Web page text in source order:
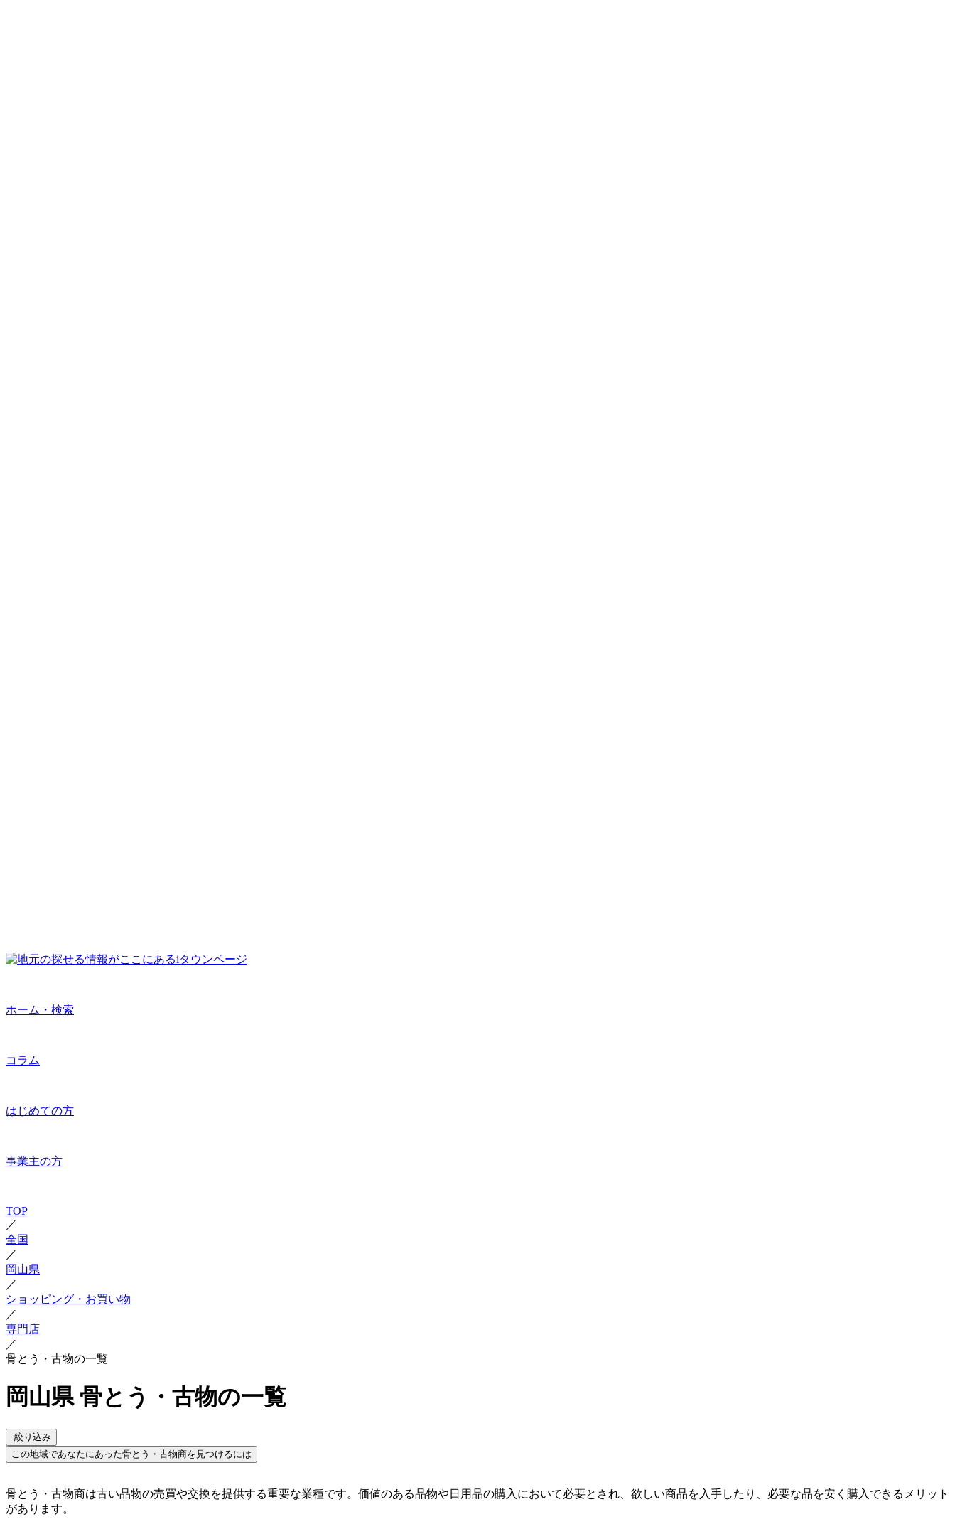
ホーム・検索
コラム
はじめての方
事業主の方
TOP
／
全国
／
岡山県
／
ショッピング・お買い物
／
専門店
／
骨とう・古物の一覧
岡山県 骨とう・古物の一覧
絞り込み
この地域であなたにあった骨とう・古物商を見つけるには
骨とう・古物商は古い品物の売買や交換を提供する重要な業種です。価値のある品物や日用品の購入において必要とされ、欲しい商品を入手したり、必要な品を安く購入できるメリット
があります。